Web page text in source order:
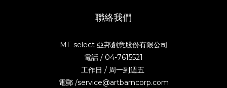
聯絡我們
MF select 亞邦創意股份有限公司
電話 / 04-7615521
工作日 / 周一到週五
電郵 /service@artbarncorp.com